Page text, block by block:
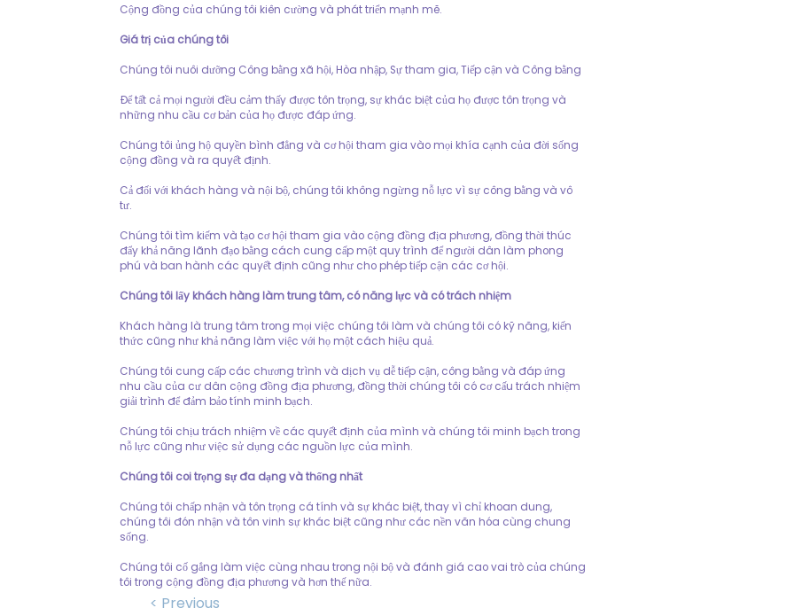
< Previous
Cộng đồng của chúng tôi kiên cường và phát triển mạnh mẽ.
Giá trị của chúng tôi
Chúng tôi nuôi dưỡng Công bằng xã hội, Hòa nhập, Sự tham gia, Tiếp cận và Công bằng
Để tất cả mọi người đều cảm thấy được tôn trọng, sự khác biệt của họ được tôn trọng và
những nhu cầu cơ bản của họ được đáp ứng.
Chúng tôi ủng hộ quyền bình đẳng và cơ hội tham gia vào mọi khía cạnh của đời sống
cộng đồng và ra quyết định.
Cả đối với khách hàng và nội bộ, chúng tôi không ngừng nỗ lực vì sự công bằng và vô
tư.
Chúng tôi tìm kiếm và tạo cơ hội tham gia vào cộng đồng địa phương, đồng thời thúc
đẩy khả năng lãnh đạo bằng cách cung cấp một quy trình để người dân làm phong
phú và ban hành các quyết định cũng như cho phép tiếp cận các cơ hội.
Chúng tôi lấy khách hàng làm trung tâm, có năng lực và có trách nhiệm
Khách hàng là trung tâm trong mọi việc chúng tôi làm và chúng tôi có kỹ năng, kiến
thức cũng như khả năng làm việc với họ một cách hiệu quả.
Chúng tôi cung cấp các chương trình và dịch vụ dễ tiếp cận, công bằng và đáp ứng
nhu cầu của cư dân cộng đồng địa phương, đồng thời chúng tôi có cơ cấu trách nhiệm
giải trình để đảm bảo tính minh bạch.
Chúng tôi chịu trách nhiệm về các quyết định của mình và chúng tôi minh bạch trong
nỗ lực cũng như việc sử dụng các nguồn lực của mình.
Chúng tôi coi trọng sự đa dạng và thống nhất
Chúng tôi chấp nhận và tôn trọng cá tính và sự khác biệt, thay vì chỉ khoan dung,
chúng tôi đón nhận và tôn vinh sự khác biệt cũng như các nền văn hóa cùng chung
sống.
Chúng tôi cố gắng làm việc cùng nhau trong nội bộ và đánh giá cao vai trò của chúng
tôi trong cộng đồng địa phương và hơn thế nữa.